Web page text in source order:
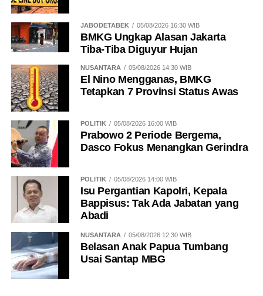
JABODETABEK 05/08/2026 16:30 WIB
BMKG Ungkap Alasan Jakarta
Tiba-Tiba Diguyur Hujan
NUSANTARA 05/08/2026 14:30 WIB
El Nino Mengganas, BMKG
Tetapkan 7 Provinsi Status Awas
POLITIK 05/08/2026 16:00 WIB
Prabowo 2 Periode Bergema,
Dasco Fokus Menangkan Gerindra
POLITIK 05/08/2026 14:00 WIB
Isu Pergantian Kapolri, Kepala
Bappisus: Tak Ada Jabatan yang
Abadi
NUSANTARA 05/08/2026 12:30 WIB
Belasan Anak Papua Tumbang
Usai Santap MBG